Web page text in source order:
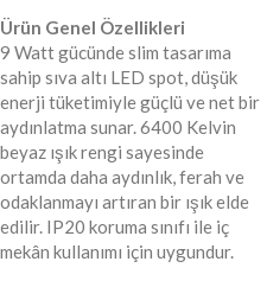
Ürün Genel Özellikleri
9 Watt gücünde slim tasarıma
sahip sıva altı LED spot, düşük
enerji tüketimiyle güçlü ve net bir
aydınlatma sunar. 6400 Kelvin
beyaz ışık rengi sayesinde
ortamda daha aydınlık, ferah ve
odaklanmayı artıran bir ışık elde
edilir. IP20 koruma sınıfı ile iç
mekân kullanımı için uygundur.